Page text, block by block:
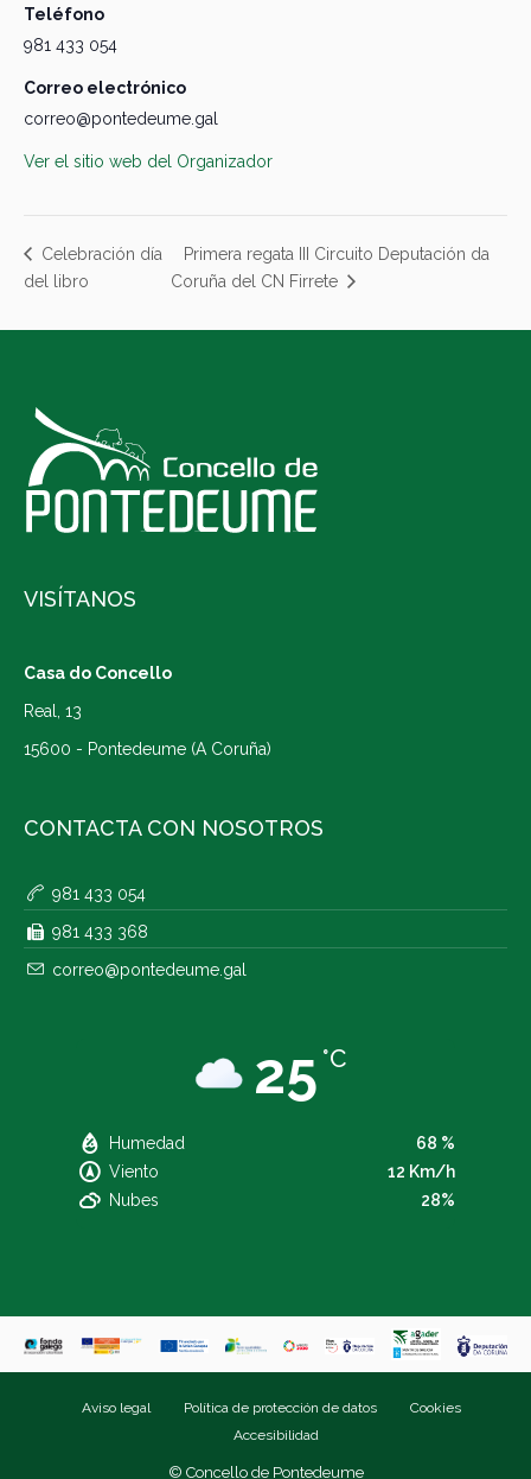
Teléfono
981 433 054
Correo electrónico
correo@pontedeume.gal
Ver el sitio web del Organizador
Celebración día
del libro
Primera regata III Circuito Deputación da
Coruña del CN Firrete
VISÍTANOS
Casa do Concello
Real, 13
15600 - Pontedeume (A Coruña)
CONTACTA CON NOSOTROS
981 433 054
981 433 368
correo@pontedeume.gal
25 °C
Humedad
68 %
Viento
12 Km/h
Nubes
28%
Aviso legal Política de protección de datos
Cookies
Accesibilidad
© Concello de Pontedeume